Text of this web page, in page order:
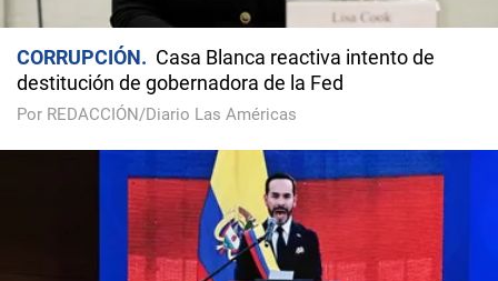
CORRUPCIÓN
Casa Blanca reactiva intento de
destitución de gobernadora de la Fed
Por REDACCIÓN/Diario Las Américas